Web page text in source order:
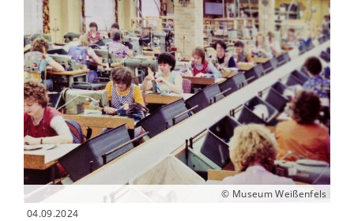
© Museum Weißenfels
04.09.2024